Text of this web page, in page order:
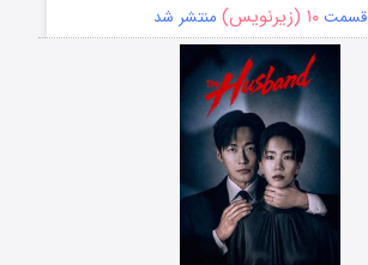
قسمت۱۰ (زیرنویس) منتشر شد